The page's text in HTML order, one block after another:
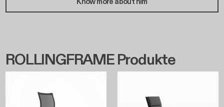
ROLLINGFRAME Produkte